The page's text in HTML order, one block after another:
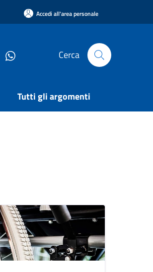
Accedi all'area personale
Cerca
Tutti gli argomenti